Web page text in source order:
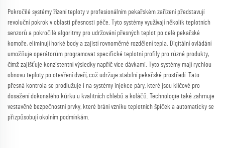
Pokročilé systémy řízení teploty v profesionálním pekařském zařízení představují
revoluční pokrok v oblasti přesnosti péče. Tyto systémy využívají několik teplotních
senzorů a pokročilé algoritmy pro udržování přesných teplot po celé pekařské
komoře, eliminují horké body a zajistí rovnoměrné rozdělení tepla. Digitální ovládání
umožňuje operátorům programovat specifické teplotní profily pro různé produkty,
čímž zajišťuje konzistentní výsledky napříč více dávkami. Tyto systémy mají rychlou
obnovu teploty po otevření dveří, což udržuje stabilní pekařské prostředí. Tato
přesná kontrola se prodlužuje i na systémy injekce páry, které jsou klíčové pro
dosažení dokonalého kůrku u kvalitních chlebů a koláčů. Technologie také zahrnuje
vestavěné bezpečnostní prvky, které brání vzniku teplotních špiček a automaticky se
přizpůsobují okolním podmínkám.